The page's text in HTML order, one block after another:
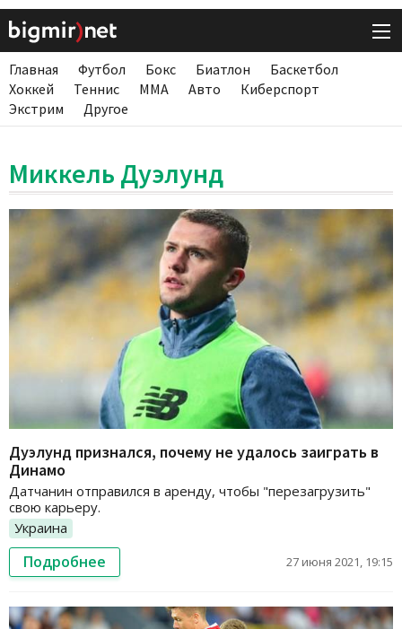
Главная Футбол Бокс Биатлон
Баскетбол
Хоккей
Теннис ММА Авто
Киберспорт
Экстрим
Другое
Миккель Дуэлунд
Дуэлунд признался, почему не удалось заиграть в
Динамо
Датчанин отправился в аренду, чтобы "перезагрузить"
свою карьеру.
Украина
Подробнее 27 июня 2021, 19:15